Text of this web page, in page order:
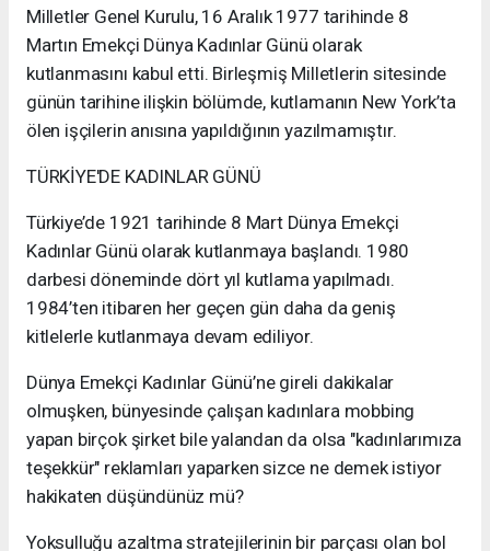
Milletler Genel Kurulu, 16 Aralık 1977 tarihinde 8
Martın Emekçi Dünya Kadınlar Günü olarak
kutlanmasını kabul etti. Birleşmiş Milletlerin sitesinde
günün tarihine ilişkin bölümde, kutlamanın New York’ta
ölen işçilerin anısına yapıldığının yazılmamıştır.
TÜRKİYE'DE KADINLAR GÜNÜ
Türkiye’de 1921 tarihinde 8 Mart Dünya Emekçi
Kadınlar Günü olarak kutlanmaya başlandı. 1980
darbesi döneminde dört yıl kutlama yapılmadı.
1984’ten itibaren her geçen gün daha da geniş
kitlelerle kutlanmaya devam ediliyor.
Dünya Emekçi Kadınlar Günü’ne gireli dakikalar
olmuşken, bünyesinde çalışan kadınlara mobbing
yapan birçok şirket bile yalandan da olsa "kadınlarımıza
teşekkür" reklamları yaparken sizce ne demek istiyor
hakikaten düşündünüz mü?
Yoksulluğu azaltma stratejilerinin bir parçası olan bol